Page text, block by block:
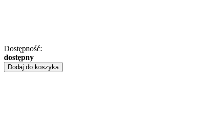
Dostępność:
dostępny
Dodaj do koszyka